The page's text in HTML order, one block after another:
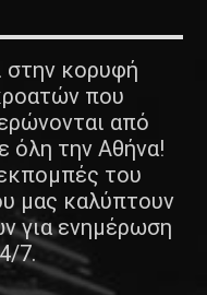
στην κορυφή
που
από
όλη την Αθήνα!
του
μας καλύπτουν
για ενημέρωση
7.